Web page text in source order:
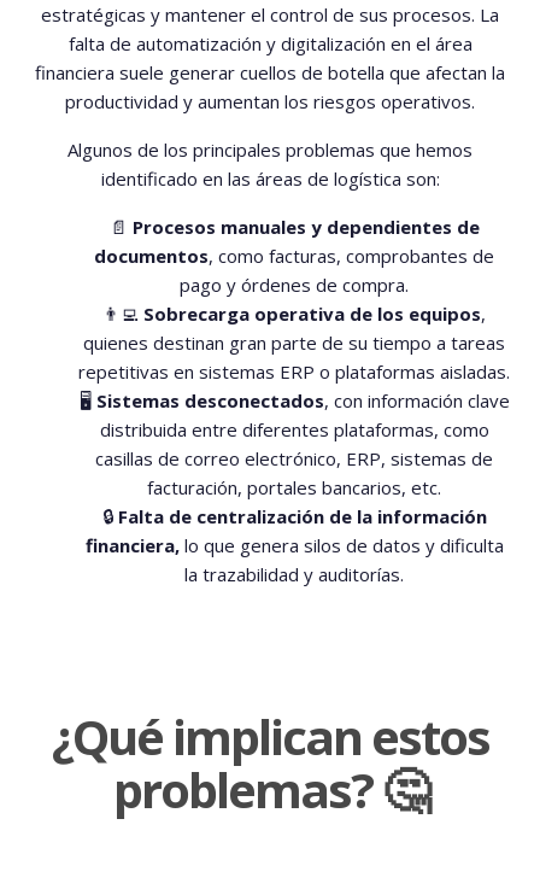
estratégicas y mantener el control de sus procesos. La
falta de automatización y digitalización en el área
financiera suele generar cuellos de botella que afectan la
productividad y aumentan los riesgos operativos.
Algunos de los principales problemas que hemos
identificado en las áreas de logística son:
📄 Procesos manuales y dependientes de
documentos, como facturas, comprobantes de
pago y órdenes de compra.
👨‍💻 Sobrecarga operativa de los equipos,
quienes destinan gran parte de su tiempo a tareas
repetitivas en sistemas ERP o plataformas aisladas.
🖥️ Sistemas desconectados, con información clave
distribuida entre diferentes plataformas, como
casillas de correo electrónico, ERP, sistemas de
facturación, portales bancarios, etc.
🔒 Falta de centralización de la información
financiera,lo que genera silos de datos y dificulta
la trazabilidad y auditorías.
¿Qué implican estos
problemas? 🤔